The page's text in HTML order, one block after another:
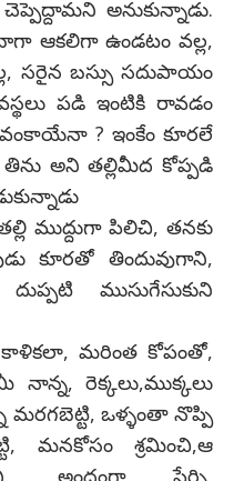
అనుకున్నాడు.
ఆకలిగా ఉండటం వల్ల,
సరైన బస్సు సదుపాయం
పడి ఇంటికి రావడం
? ఇంకేం కూరలే
తిను అని తల్లిమీద కోప్పడి
పిలిచి, తనకు
కూరతో తిందువుగాని,
ముసుగేసుకుని
మరింత కోపంతో,
రెక్కలు,ముక్కలు
మరగబెట్టి, ఒళ్ళంతా నొప్పి
మనకోసం శ్రమించి,ఆ
అందంగా పేర్చి,